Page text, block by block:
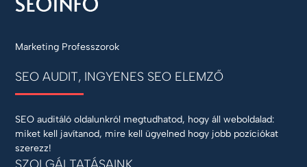
Marketing Professzorok
SEO AUDIT, INGYENES SEO ELEMZŐ
SEO auditáló oldalunkról megtudhatod, hogy áll weboldalad:
miket kell javítanod, mire kell ügyelned hogy jobb pozíciókat
szerezz!
SZOLGÁLTATÁSAINK